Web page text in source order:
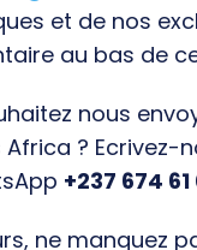
et de nos
au bas de
nous
Africa ? Ecrivez-
+237 674 61
ne manquez